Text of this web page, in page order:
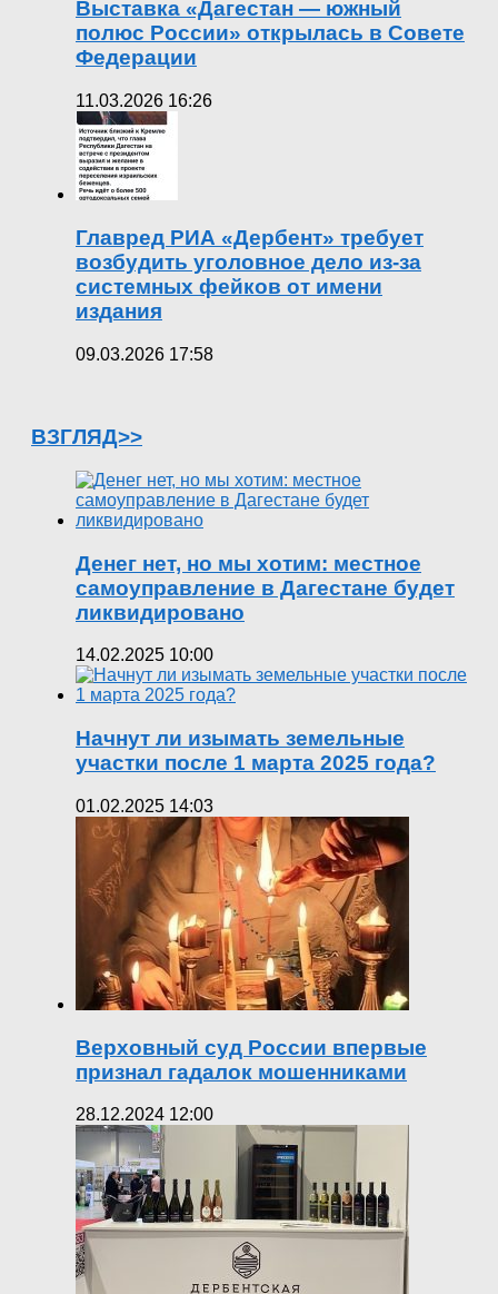
Выставка «Дагестан — южный
полюс России» открылась в Совете
Федерации
11.03.2026 16:26
Главред РИА «Дербент» требует
возбудить уголовное дело из-за
системных фейков от имени
издания
09.03.2026 17:58
ВЗГЛЯД>>
Денег нет, но мы хотим: местное
самоуправление в Дагестане будет
ликвидировано
14.02.2025 10:00
Начнут ли изымать земельные
участки после 1 марта 2025 года?
01.02.2025 14:03
Верховный суд России впервые
признал гадалок мошенниками
28.12.2024 12:00